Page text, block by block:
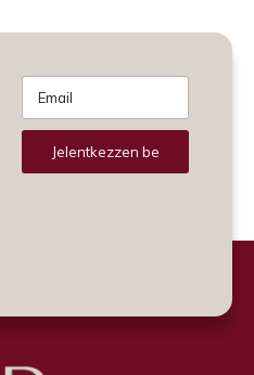
Jelentkezzen be